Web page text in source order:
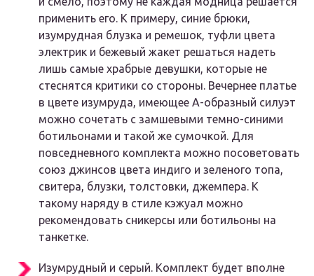
применить его. К примеру, синие брюки,
изумрудная блузка и ремешок, туфли цвета
электрик и бежевый жакет решаться надеть
лишь самые храбрые девушки, которые не
стеснятся критики со стороны. Вечернее платье
в цвете изумруда, имеющее А-образный силуэт
можно сочетать с замшевыми темно-синими
ботильонами и такой же сумочкой. Для
повседневного комплекта можно посоветовать
союз джинсов цвета индиго и зеленого топа,
свитера, блузки, толстовки, джемпера. К
такому наряду в стиле кэжуал можно
рекомендовать сникерсы или ботильоны на
танкетке.
Изумрудный и серый. Комплект будет вполне